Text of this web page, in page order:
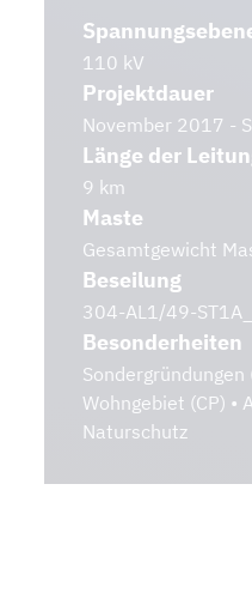
110 kV
Projektdauer
November 2017 -
Länge der
9 km
Maste
Gesamtgewicht
Beseilung
304-AL1/49-
Besonderheiten
Wohngebiet (CP) •
Naturschutz